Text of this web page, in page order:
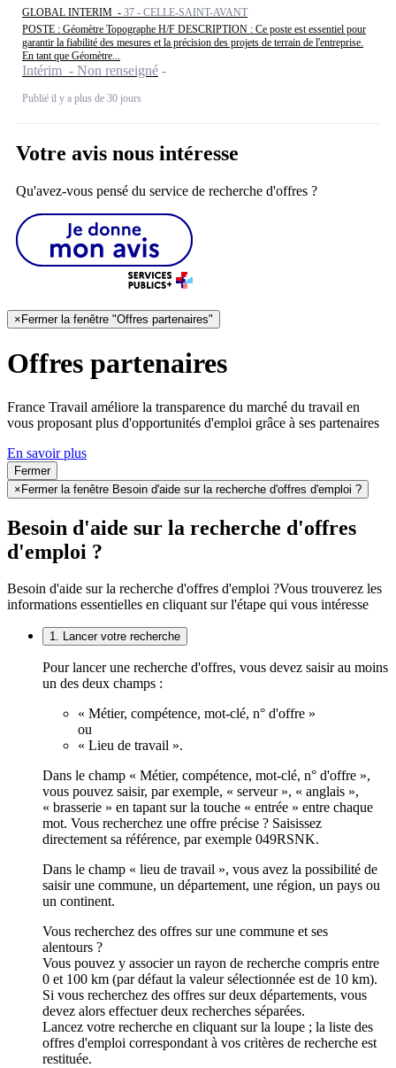
GLOBAL INTERIM - 37 - CELLE-SAINT-AVANT
POSTE : Géomètre Topographe H/F DESCRIPTION : Ce poste est essentiel pour
garantir la fiabilité des mesures et la précision des projets de terrain de l'entreprise.
En tant que Géomètre...
Intérim - Non renseigné
Publié il y a plus de 30 jours
Votre avis nous intéresse
Qu'avez-vous pensé du service de recherche d'offres ?
× Fermer la fenêtre "Offres partenaires"
Offres partenaires
France Travail améliore la transparence du marché du travail en
vous proposant plus d'opportunités d'emploi grâce à ses partenaires
En savoir plus
Fermer
×Fermer la fenêtre Besoin d'aide sur la recherche d'offres d'emploi ?
Besoin d'aide sur la recherche d'offres
d'emploi ?
Besoin d'aide sur la recherche d'offres d'emploi ?Vous trouverez les
informations essentielles en cliquant sur l'étape qui vous intéresse
1. Lancer votre recherche
Pour lancer une recherche d'offres, vous devez saisir au moins
un des deux champs :
« Métier, compétence, mot-clé, n° d'offre »
ou
« Lieu de travail ».
Dans le champ « Métier, compétence, mot-clé, n° d'offre »,
vous pouvez saisir, par exemple, « serveur », « anglais »,
« brasserie » en tapant sur la touche « entrée » entre chaque
mot. Vous recherchez une offre précise ? Saisissez
directement sa référence, par exemple 049RSNK.
Dans le champ « lieu de travail », vous avez la possibilité de
saisir une commune, un département, une région, un pays ou
un continent.
Vous recherchez des offres sur une commune et ses
alentours ?
Vous pouvez y associer un rayon de recherche compris entre
0 et 100 km (par défaut la valeur sélectionnée est de 10 km).
Si vous recherchez des offres sur deux départements, vous
devez alors effectuer deux recherches séparées.
Lancez votre recherche en cliquant sur la loupe ; la liste des
offres d'emploi correspondant à vos critères de recherche est
restituée.